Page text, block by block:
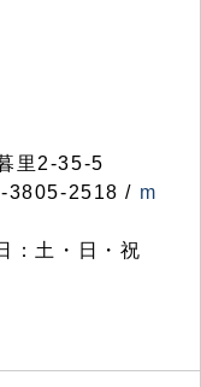
里2-35-5
3805-2518 / m
：土・日・祝